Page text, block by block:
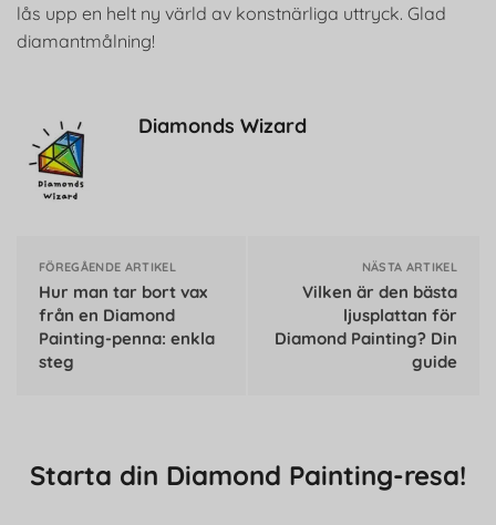
lås upp en helt ny värld av konstnärliga uttryck. Glad
diamantmålning!
Diamonds Wizard
FÖREGÅENDE ARTIKEL
Hur man tar bort vax
från en Diamond
Painting-penna: enkla
steg
NÄSTA ARTIKEL
Vilken är den bästa
ljusplattan för
Diamond Painting? Din
guide
Starta din Diamond Painting-resa!